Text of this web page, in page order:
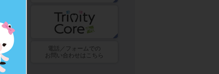
日付
を各
電話／フォームでの
お問い合わせはこちら